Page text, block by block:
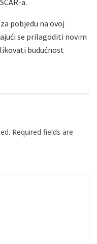
a.
pobjedu na ovoj
se prilagoditi novim
budućnost
Required fields are